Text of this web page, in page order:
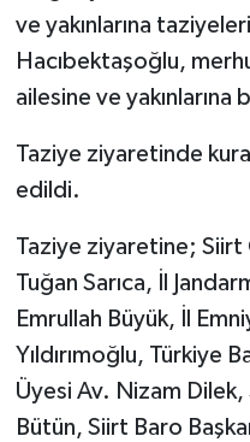
ve yakınlarına
Hacıbektaşoğlu,
ailesine ve yakınlarına
Taziye ziyaretinde
edildi.
Taziye ziyaretine; Siirt
Tuğan Sarıca, İl
Emrullah Büyük, İl
Yıldırımoğlu, Türkiye
Üyesi Av. Nizam Dilek,
Bütün, Siirt Baro